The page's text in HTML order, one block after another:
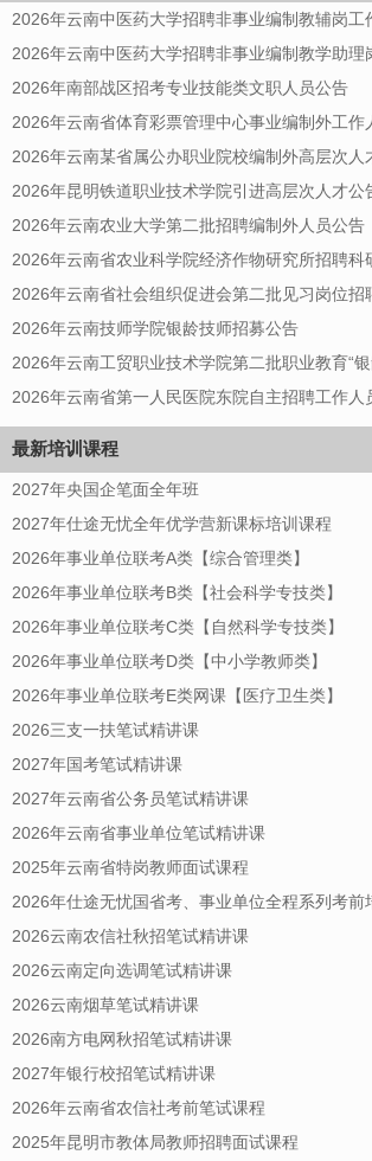
2026年云南中医药大学招聘非事业编制教辅岗工
2026年云南中医药大学招聘非事业编制教学助
2026年南部战区招考专业技能类文职人员公告
2026年云南省体育彩票管理中心事业编制外工
2026年云南某省属公办职业院校编制外高层次人
2026年昆明铁道职业技术学院引进高层次人才公
2026年云南农业大学第二批招聘编制外人员公告
2026年云南省农业科学院经济作物研究所招聘科
2026年云南省社会组织促进会第二批见习岗位招
2026年云南技师学院银龄技师招募公告
2026年云南工贸职业技术学院第二批职业教育“
2026年云南省第一人民医院东院自主招聘工作人
最新培训课程
2027年央国企笔面全年班
2027年仕途无忧全年优学营新课标培训课程
2026年事业单位联考A类【综合管理类】
2026年事业单位联考B类【社会科学专技类】
2026年事业单位联考C类【自然科学专技类】
2026年事业单位联考D类【中小学教师类】
2026年事业单位联考E类网课【医疗卫生类】
2026三支一扶笔试精讲课
2027年国考笔试精讲课
2027年云南省公务员笔试精讲课
2026年云南省事业单位笔试精讲课
2025年云南省特岗教师面试课程
2026年仕途无忧国省考、事业单位全程系列考前
2026云南农信社秋招笔试精讲课
2026云南定向选调笔试精讲课
2026云南烟草笔试精讲课
2026南方电网秋招笔试精讲课
2027年银行校招笔试精讲课
2026年云南省农信社考前笔试课程
2025年昆明市教体局教师招聘面试课程